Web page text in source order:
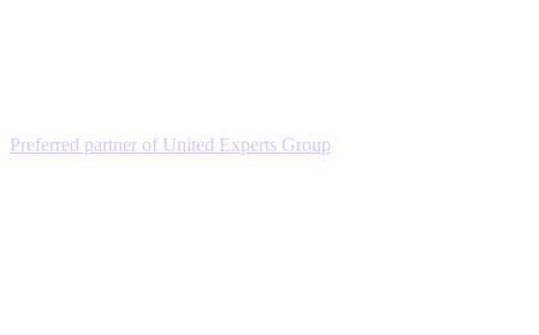
Preferred partner of United Experts Group